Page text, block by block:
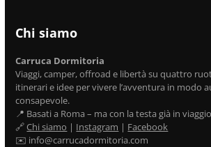
Chi siamo
Carruca Dormitoria
Viaggi, camper, offroad e libertà su quattro
itinerari e idee per vivere l’avventura in modo
consapevole.
📍 Basati a Roma – ma con la testa già in
🔗Chi siamo | Instagram | Facebook
✉️ info@carrucadormitoria.com